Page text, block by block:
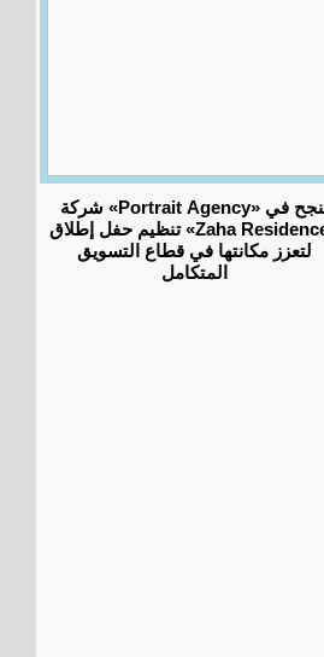
شركة «Portrait Agency» تنجح في
تنظيم حفل إطلاق «Zaha Residence»
لتعزز مكانتها في قطاع التسويق
المتكامل